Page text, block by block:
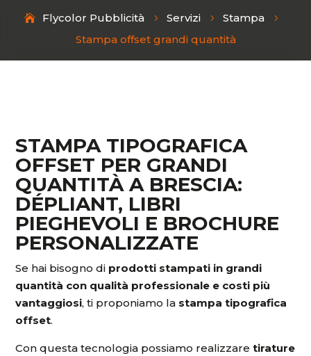
Flycolor Pubblicità 5 Servizi 5 Stampa 5
Stampa offset grandi quantità
STAMPA TIPOGRAFICA
OFFSET PER GRANDI
QUANTITÀ A BRESCIA:
DÉPLIANT, LIBRI
PIEGHEVOLI E BROCHURE
PERSONALIZZATE
Se hai bisogno di prodotti stampati in grandi
quantità con qualità professionale e costi più
vantaggiosi, ti proponiamo la stampa tipografica
offset.
Con questa tecnologia possiamo realizzaretirature